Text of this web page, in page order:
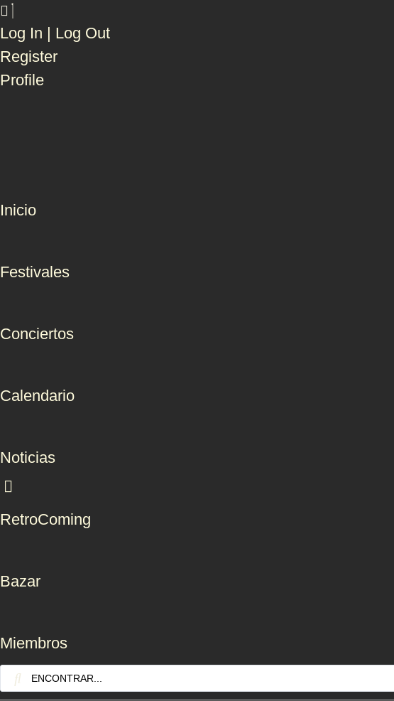
Log In | Log Out
Register
Profile
Inicio
Festivales
Conciertos
Calendario
Noticias
RetroComing
Bazar
Miembros